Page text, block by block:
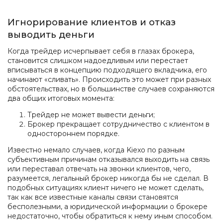
Игнорирование клиентов и отказ
выводить деньги
Когда трейдер исчерпывает себя в глазах брокера,
становится слишком надоедливым или перестает
вписываться в концепцию подходящего вкладчика, его
начинают «сливать». Происходить это может при разных
обстоятельствах, но в большинстве случаев сохраняются
два общих итоговых момента:
Трейдер не может вывести деньги;
Брокер прекращает сотрудничество с клиентом в
одностороннем порядке.
Известно немало случаев, когда Kiexo по разным
субъективным причинам отказывался выходить на связь
или переставал отвечать на звонки клиентов, чего,
разумеется, легальный брокер никогда бы не сделал. В
подобных ситуациях клиент ничего не может сделать,
так как все известные каналы связи становятся
бесполезными, а юридической информации о брокере
недостаточно, чтобы обратиться к нему иным способом.